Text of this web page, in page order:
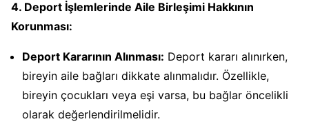
4. Deport İşlemlerinde Aile Birleşimi Hakkının
Korunması:
Deport Kararının Alınması: Deport kararı alınırken,
bireyin aile bağları dikkate alınmalıdır. Özellikle,
bireyin çocukları veya eşi varsa, bu bağlar öncelikli
olarak değerlendirilmelidir.